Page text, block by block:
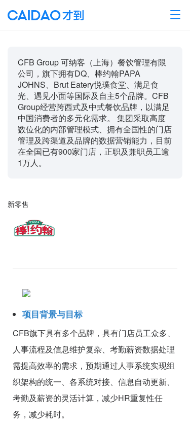
T
CFB Group 可纳客（上海）餐饮管理有限
公司，旗下拥有DQ、棒约翰PAPA
JOHNS、Brut Eatery悦璞食堂、满足食
光、遇见小面等国际及自主5个品牌。CFB
Group经营跨西式及中式餐饮品牌，以满足
中国消费者的多元化需求。 集团采取高度
数位化的内部管理模式、拥有全国性的门店
管理及跨渠道及品牌的数据营销能力，目前
在全国已有900家门店，正职及兼职员工逾
1万人。
新零售
项目背景与目标
CFB旗下具有多个品牌，具有门店员工众多、
人事流程及信息维护复杂、考勤薪资数据处理
需提高效率的需求，预期通过人事系统实现组
织架构的统一、各系统对接、信息自动更新、
考勤及薪资的灵活计算，减少HR重复性任
务，减少耗时。